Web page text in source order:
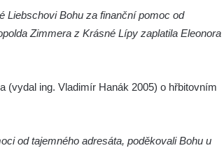
Liebschovi Bohu za finanční pomoc od
Zimmera z Krásné Lípy zaplatila Eleonora
(vydal ing. Vladimír Hanák 2005) o hřbitovním
od tajemného adresáta, poděkovali Bohu u